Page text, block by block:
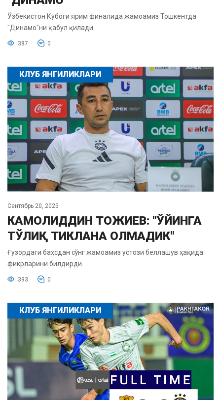
Ўзбекистон Кубоги ярим финалида жамоамиз Тошкентда
"Динамо"ни қабул қилади.
387 0
КЛУБ ЯНГИЛИКЛАРИ
Сентябрь 20, 2025
КАМОЛИДДИН ТОЖИЕВ: "ЎЙИНГА
ТЎЛИҚ ТИКЛАНА ОЛМАДИК"
Ғузордаги баҳсдан сўнг жамоамиз устози беллашув ҳақида
фикрларини билдирди.
393 0
КЛУБ ЯНГИЛИКЛАРИ